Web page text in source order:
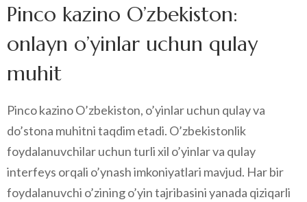
Pinco kazino O’zbekiston:
onlayn o’yinlar uchun qulay
muhit
Pinco kazino O’zbekiston, o’yinlar uchun qulay va
do’stona muhitni taqdim etadi. O’zbekistonlik
foydalanuvchilar uchun turli xil o’yinlar va qulay
interfeys orqali o’ynash imkoniyatlari mavjud. Har bir
foydalanuvchi o’zining o’yin tajribasini yanada qiziqarli